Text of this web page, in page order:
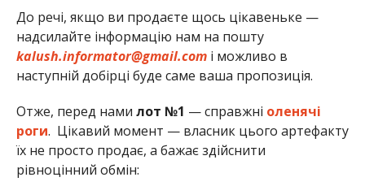
До речі, якщо ви продаєте щось цікавеньке —
надсилайте інформацію нам на пошту
kalush.informator@gmail.comі можливо в
наступній добірці буде саме ваша пропозиція.
Отже, перед нами лот №1 — справжні оленячі
роги. Цікавий момент — власник цього артефакту
їх не просто продає, а бажає здійснити
рівноцінний обмін: